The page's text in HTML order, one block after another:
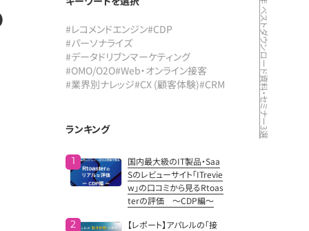
2024年 ベストダウンロード資料・セミナー3選
#レコメンドエンジン#CDP
#パーソナライズ
#データドリブンマーケティング
#OMO/O2O#Web・オンライン接客
#業界別ナレッジ#CX (顧客体験)#CRM
ランキング
国内最大級のIT製品・Saa
Sのレビューサイト「ITrevie
w」の口コミから見るRtoas
terの評価 ～CDP編～
【レポート】アパレルの「接